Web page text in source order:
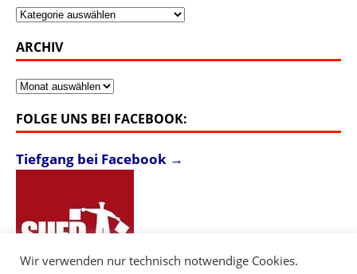
Kategorien
ARCHIV
Archiv
FOLGE UNS BEI FACEBOOK:
Tiefgang bei Facebook →
Wir verwenden nur technisch notwendige Cookies.